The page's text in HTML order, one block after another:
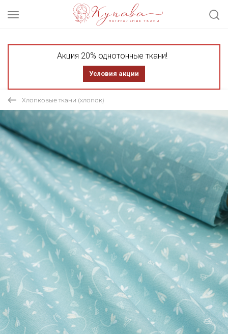
Акция 20% однотонные ткани!
Условия акции
Хлопковые ткани (хлопок)